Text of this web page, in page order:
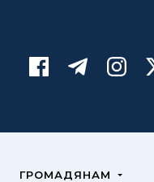
ГРОМАДЯНАМ